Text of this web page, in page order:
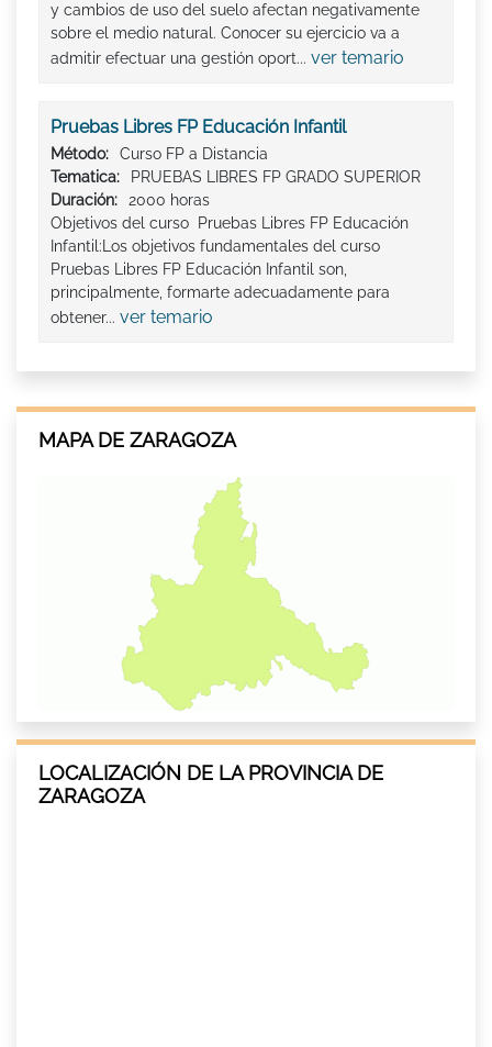
y cambios de uso del suelo afectan negativamente
sobre el medio natural. Conocer su ejercicio va a
admitir efectuar una gestión oport... ver temario
Pruebas Libres FP Educación Infantil
Método:
Curso FP a Distancia
Tematica:
PRUEBAS LIBRES FP GRADO SUPERIOR
Duración:
2000 horas
Objetivos del curso Pruebas Libres FP Educación
Infantil:Los objetivos fundamentales del curso
Pruebas Libres FP Educación Infantil son,
principalmente, formarte adecuadamente para
obtener... ver temario
MAPA DE ZARAGOZA
LOCALIZACIÓN DE LA PROVINCIA DE
ZARAGOZA